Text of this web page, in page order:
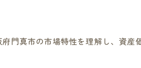
門真市の市場特性を理解し、資産